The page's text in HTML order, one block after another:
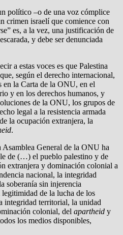
político –o de una voz cómplice
crimen israelí que comience con
es, a la vez, una justificación de
y debe ser denunciada
a estas voces es que Palestina
según el derecho internacional,
en la Carta de la ONU, en el
y en los derechos humanos, y
de la ONU, los grupos de
legal a la resistencia armada
la ocupación extranjera, la
.
General de la ONU ha
de (…) el pueblo palestino y de
extranjera y dominación colonial a
nacional, la integridad
soberanía sin injerencia
de la lucha de los
integridad territorial, la unidad
colonial, del apartheid y
los medios disponibles,